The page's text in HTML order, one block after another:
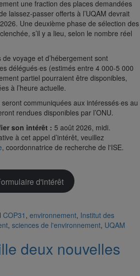
une fraction des places demandées
laissez-passer offerts à l’UQAM devrait
Une deuxième phase de sélection des
s’il y a lieu, selon le nombre réel
voyage et d’hébergement sont
délégués·es (estimés entre 4 000-5 000
partiel pourraient être disponibles,
à l’heure actuelle.
communiquées aux intéressés·es au
rendues disponibles par l’ONU.
son intérêt : 5 août 2026, midi.
à cet appel d’intérêt, veuillez
, coordonnatrice de recherche de l'ISE.
d'intérêt
COP31 , environnement, Institut des
, sciences de l'environnement, UQAM
deux nouvelles